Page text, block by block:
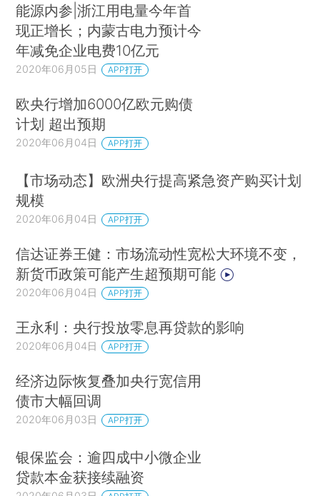
能源内参|浙江用电量今年首
现正增长；内蒙古电力预计今
年减免企业电费10亿元
2020年06月05日 APP打开
欧央行增加6000亿欧元购债
计划 超出预期
2020年06月04日 APP打开
【市场动态】欧洲央行提高紧急资产购买计划
规模
2020年06月04日 APP打开
信达证券王健：市场流动性宽松大环境不变，
新货币政策可能产生超预期可能
2020年06月04日 APP打开
王永利：央行投放零息再贷款的影响
2020年06月04日 APP打开
经济边际恢复叠加央行宽信用
债市大幅回调
2020年06月03日 APP打开
银保监会：逾四成中小微企业
贷款本金获接续融资